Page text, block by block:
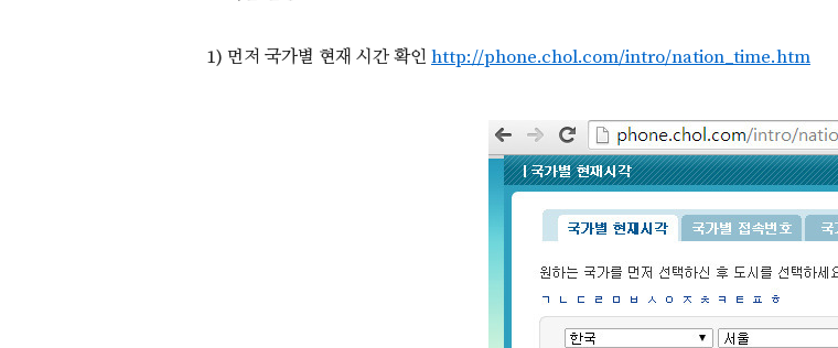
1) 먼저 국가별 현재 시간 확인 http://phone.chol.com/intro/nation_time.htm